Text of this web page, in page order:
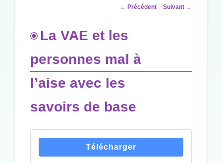
Navigation
← Précédent Suivant →
La VAE et les
personnes mal à
l’aise avec les
savoirs de base
Télécharger